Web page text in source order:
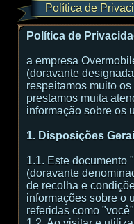
Política de
Política de
a empresa
(doravante
respeitamos muito
prestamos muita
informação sobre os
1. Disposições
1.1. Este documento
(doravante
de recolha e
informações sobre o
referidas como